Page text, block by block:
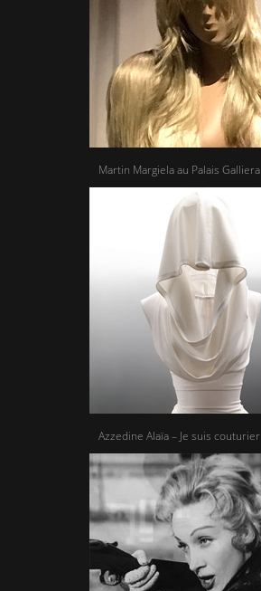
Martin Margiela au Palais Galliera
Azzedine Alaïa – Je suis couturier